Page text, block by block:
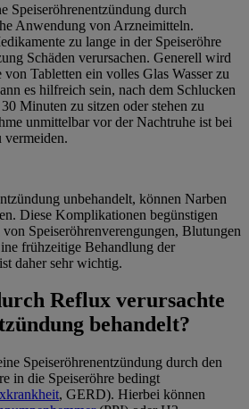
Speiseröhrenentzündung durch
Anwendung von Arzneimitteln.
zu lange in der Speiseröhre
Schäden verursachen. Generell wird
Tabletten ein volles Glas Wasser zu
es hilfreich sein, nach dem Schlucken
Minuten zu sitzen oder stehen zu
unmittelbar vor der Nachtruhe ist bei
vermeiden.
unbehandelt, können Narben
Diese Komplikationen begünstigen
Speiseröhrenverengungen, Blutungen
frühzeitige Behandlung der
daher sehr wichtig.
Reflux verursachte
behandelt?
Speiseröhrenentzündung durch den
in die Speiseröhre bedingt
, GERD). Hierbei können